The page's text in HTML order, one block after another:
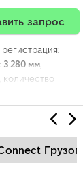
запрос
регистрация:
3 280 мм,
, количество
, высота
круиз-
замок,